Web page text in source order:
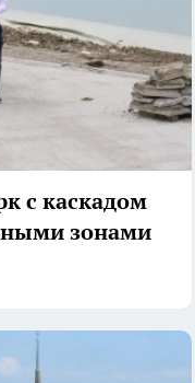
с каскадом
зонами